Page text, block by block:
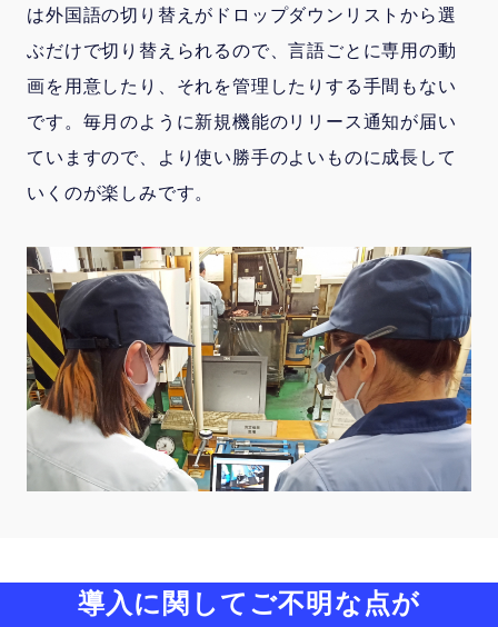
は外国語の切り替えがドロップダウンリストから選
ぶだけで切り替えられるので、言語ごとに専用の動
画を用意したり、それを管理したりする手間もない
です。毎月のように新規機能のリリース通知が届い
ていますので、より使い勝手のよいものに成長して
いくのが楽しみです。
導入に関してご不明な点が